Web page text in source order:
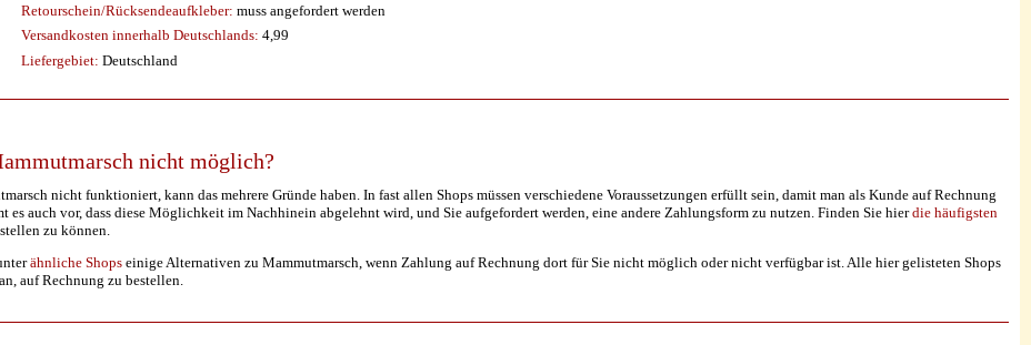
Retourschein/Rücksendeaufkleber: muss angefordert werden
Versandkosten innerhalb Deutschlands: 4,99
Liefergebiet: Deutschland
nicht möglich?
nicht funktioniert, kann das mehrere Gründe haben. In fast allen Shops müssen verschiedene Voraussetzungen erfüllt sein, damit man als Kunde auf Rechnung
es auch vor, dass diese Möglichkeit im Nachhinein abgelehnt wird, und Sie aufgefordert werden, eine andere Zahlungsform zu nutzen. Finden Sie hierdie häufigsten
zu können.
ähnliche Shops einige Alternativen zu Mammutmarsch, wenn Zahlung auf Rechnung dort für Sie nicht möglich oder nicht verfügbar ist. Alle hier gelisteten Shops
auf Rechnung zu bestellen.